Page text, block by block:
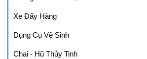
Xe Đẩy Hàng
Dụng Cụ Vệ Sinh
Chai - Hũ Thủy Tinh